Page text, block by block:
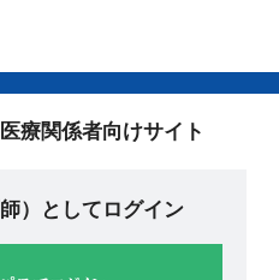
療関係者向けサイト
）としてログイン